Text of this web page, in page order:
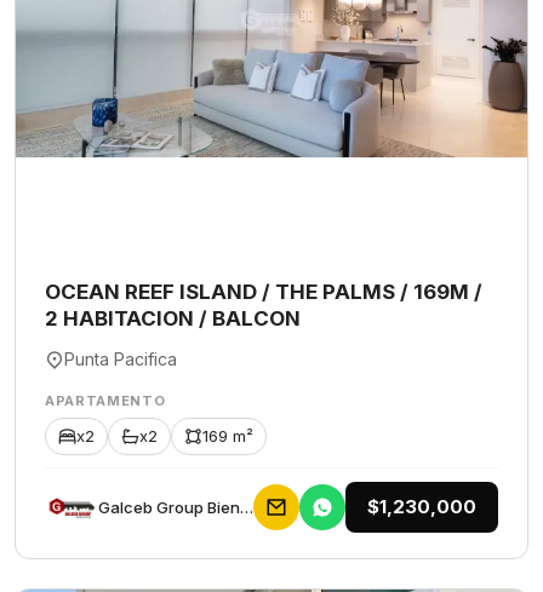
OCEAN REEF ISLAND / THE PALMS / 169M /
2 HABITACION / BALCON
Punta Pacifica
APARTAMENTO
x2 x2 169 m²
Galceb Group Bienes Raices $1,230,000